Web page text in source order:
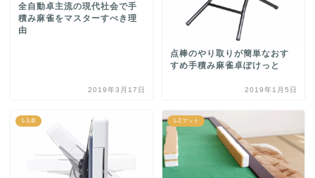
全自動卓主流の現代社会で手
積み麻雀をマスターすべき理
由
2019年3月17日
点棒のやり取りが簡単なおす
すめ手積み麻雀卓ぽけっと
2019年1月5日
1-3.卓 1-2.マット